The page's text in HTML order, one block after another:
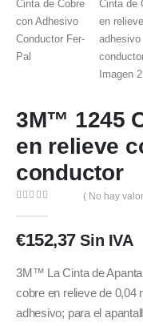
3M™ 1245
en relieve
conductor
( No hay
€152,37 Sin IVA
3M™ La Cinta de
cobre en relieve de 0,04
adhesivo; para el